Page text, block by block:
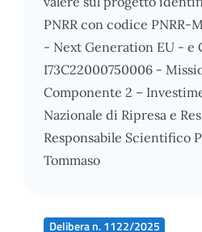
PNRR con codice PNRR-
- Next Generation EU - e
I73C22000750006 -
Componente 2 –
Nazionale di Ripresa e
Responsabile Scientifico
Tommaso
Delibera n. 1122/2025